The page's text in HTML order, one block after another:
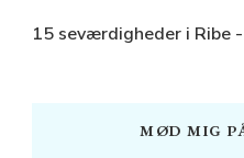
15 seværdigheder i Ribe
MØD MIG